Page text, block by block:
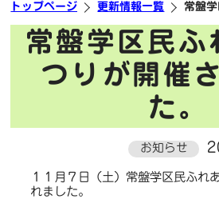
トップページ 更新情報一覧 常盤
常盤学区民ふ
つりが開催
た。
お知らせ
１１月７日（土）常盤学区民ふれ
れました。